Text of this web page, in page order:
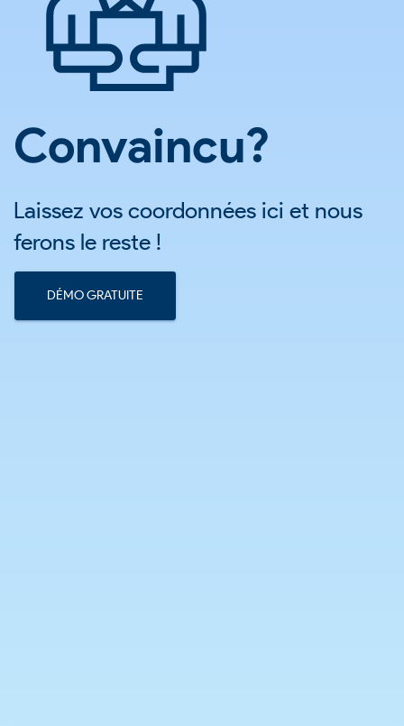
Convaincu?
Laissez vos coordonnées ici et nous
ferons le reste !
DÉMO GRATUITE